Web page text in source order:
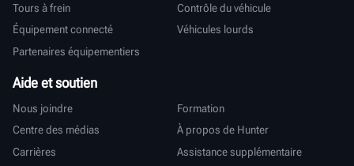
Tours à frein
Contrôle du véhicule
Équipement connecté
Véhicules lourds
Partenaires équipementiers
Aide et soutien
Nous joindre
Formation
Centre des médias
À propos de Hunter
Carrières
Assistance supplémentaire